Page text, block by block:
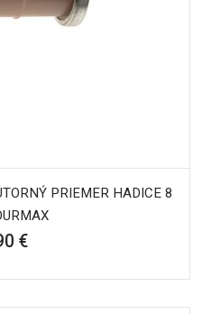
PRIEMER HADICE 8
€